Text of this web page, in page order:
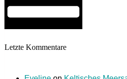
Letzte Kommentare